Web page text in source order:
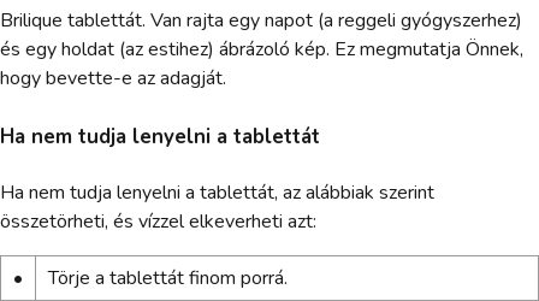
Brilique tablettát. Van rajta egy napot (a reggeli gyógyszerhez)
és egy holdat (az estihez) ábrázoló kép. Ez megmutatja Önnek,
hogy bevette-e az adagját.
Ha nem tudja lenyelni a tablettát
Ha nem tudja lenyelni a tablettát, az alábbiak szerint
összetörheti, és vízzel elkeverheti azt:
•
Törje a tablettát finom porrá.